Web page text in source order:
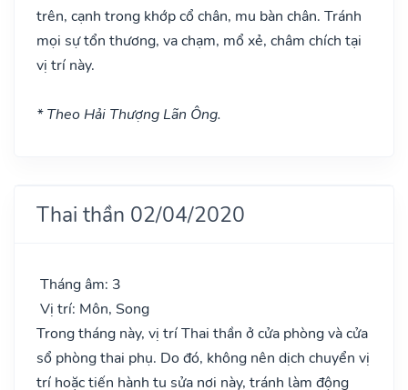
trên, cạnh trong khớp cổ chân, mu bàn chân. Tránh
mọi sự tổn thương, va chạm, mổ xẻ, châm chích tại
vị trí này.
* Theo Hải Thượng Lãn Ông.
Thai thần 02/04/2020
Tháng âm: 3
Vị trí: Môn, Song
Trong tháng này, vị trí Thai thần ở cửa phòng và cửa
sổ phòng thai phụ. Do đó, không nên dịch chuyển vị
trí hoặc tiến hành tu sửa nơi này, tránh làm động